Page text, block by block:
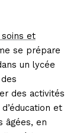
soins et
se prépare
un lycée
des activités
et
âgées, en